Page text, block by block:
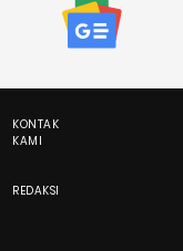
KONTAK
KAMI
REDAKSI